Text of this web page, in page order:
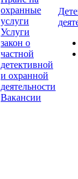
охранные
услуги
Услуги
закон о
частной
детективной
и охранной
деятельности
Вакансии